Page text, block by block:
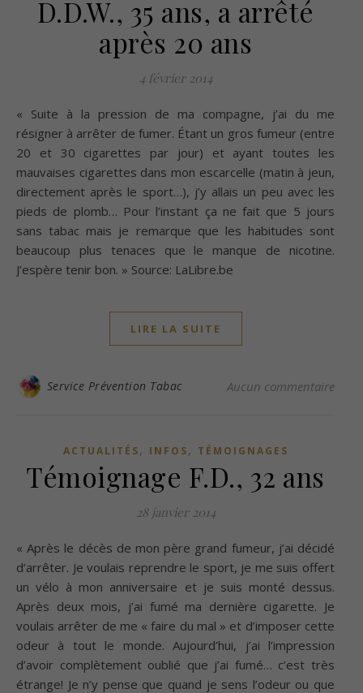
D.D.W., 35 ans, a arrêté
après 20 ans
4 février 2014
« Suite à la pression de ma compagne, j’ai du me
résigner à arrêter de fumer. Étant un gros fumeur (entre
20 et 30 cigarettes par jour) et ayant toutes les
mauvaises cigarettes dans mon escarcelle (matin à jeun,
directement après le sport…), j’y allais un peu avec les
pieds de plomb… Pour l’instant ça ne fait que 5 jours
sans tabac mais je remarque que les habitudes sont
beaucoup plus tenaces que le manque de nicotine.
J’espère tenir bon. » Source: LaLibre.be
LIRE LA SUITE
Service Prévention Tabac Aucun commentaire
ACTUALITÉS, INFOS, TÉMOIGNAGES
Témoignage F.D., 32 ans
28 janvier 2014
« Après le décès de mon père grand fumeur, j’ai décidé
d’arrêter. Je voulais reprendre le sport, je me suis offert
un vélo à mon anniversaire et je suis monté dessus.
Après deux mois, j’ai fumé ma dernière cigarette. Je
voulais arrêter de me « faire du mal » et d’imposer cette
odeur à tout le monde. Aujourd’hui, j’ai l’impression
d’avoir complètement oublié que j’ai fumé… c’est très
étrange! Je n’y pense que quand je sens l’odeur ou que